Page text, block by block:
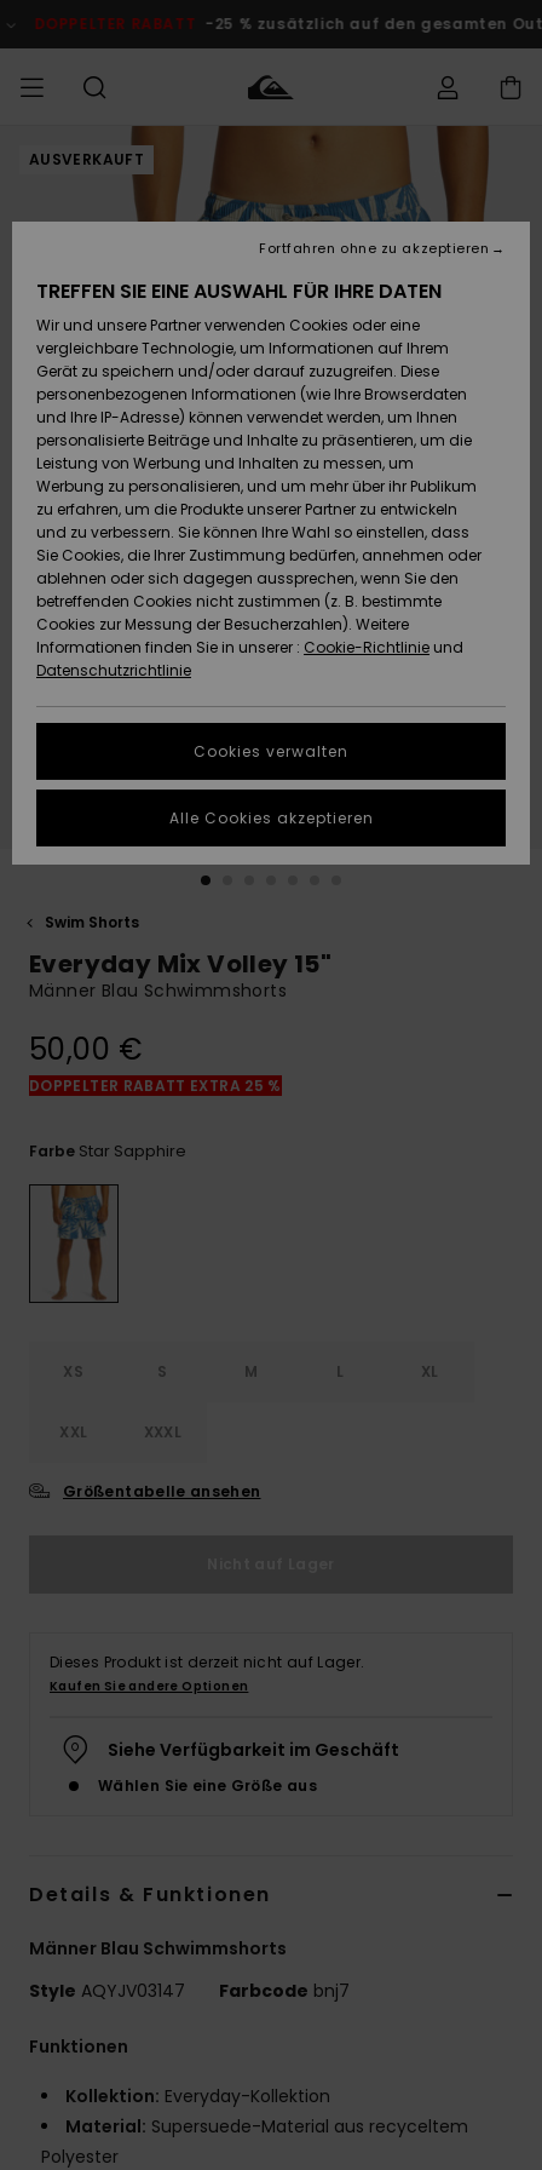
Produktinformation
RABATT -25 % zusätzlich auf den gesamten Outlet-Bereich
MÄNNER Kleidung
Accessoires
Schuhe&
Flip-Flops
Surf
Snow
Brandneu
Highlights
Kleidung
Accessoires
Schuhe&
Flip-Flops
Surf
Snow
Brandneu
Highlights
FRAUEN
Shop
Brandneu
Highlights
Snow
SURF
Surf Shop
Männer
Kinder
Highlights
Community
SNOW
Snow Shop
Männer
Snow Shop
Kinder
Snow Shop
Damen
Highlights
Community
DOPPELTER
RABATT
Outlet
Herren
KINDER
Outlet
Frauen
HILFE & KONTAKT
Auf meine
Bestellung
zugreifen
Retouren
Bezahlung
Geschenkkarte
Quiksilver
Freedom
Datenschutz
Starten Sie eine
um die
schnellste
Antwort auf Ihre
erhalten.
Finden Sie
unser
Kontaktformular.
NACHHALTIGKEIT
SHOPS
QUIKSILVER APP
WUNSCHLISTE
AUSVERKAUFT
Swim Shorts
Everyday Mix Volley 15"
Männer Blau Schwimmshorts
50,00 €
DOPPELTER RABATT EXTRA 25 %
Farbe Star Sapphire
XS S M L XL
XXL XXXL
Größentabelle ansehen
Dieses Produkt ist derzeit nicht auf Lager.
Kaufen Sie andere Optionen
Siehe Verfügbarkeit im Geschäft
Wählen Sie eine Größe aus
Details & Funktionen
Männer Blau Schwimmshorts
Style AQYJV03147 Farbcode bnj7
Funktionen
Kollektion: Everyday-Kollektion
Material: Supersuede-Material aus recyceltem
Polyester
TREFFEN SIE EINE AUSWAHL FÜR IHRE DATEN
Wir und unsere Partner verwenden Cookies oder eine
vergleichbare Technologie, um Informationen auf Ihrem
Gerät zu speichern und/oder darauf zuzugreifen. Diese
personenbezogenen Informationen (wie Ihre Browserdaten
und Ihre IP-Adresse) können verwendet werden, um Ihnen
personalisierte Beiträge und Inhalte zu präsentieren, um die
Leistung von Werbung und Inhalten zu messen, um
Werbung zu personalisieren, und um mehr über ihr Publikum
zu erfahren, um die Produkte unserer Partner zu entwickeln
und zu verbessern. Sie können Ihre Wahl so einstellen, dass
Sie Cookies, die Ihrer Zustimmung bedürfen, annehmen oder
ablehnen oder sich dagegen aussprechen, wenn Sie den
betreffenden Cookies nicht zustimmen (z. B. bestimmte
Cookies zur Messung der Besucherzahlen). Weitere
Informationen finden Sie in unserer : Cookie-Richtlinie und
Datenschutzrichtlinie
Cookies verwalten
Fortfahren ohne zu akzeptieren
Alle Cookies akzeptieren